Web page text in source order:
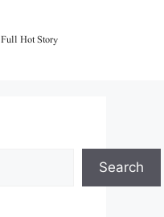
Full Hot Story
Search